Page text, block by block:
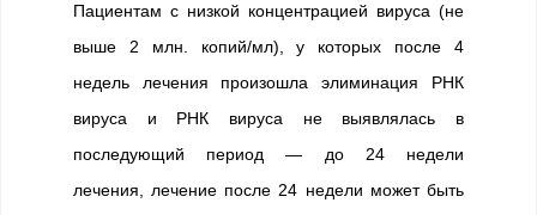
Пациентам с низкой концентрацией вируса (не
выше 2 млн. копий/мл), у которых после 4
недель лечения произошла элиминация РНК
вируса и РНК вируса не выявлялась в
последующий период — до 24 недели
лечения, лечение после 24 недели может быть